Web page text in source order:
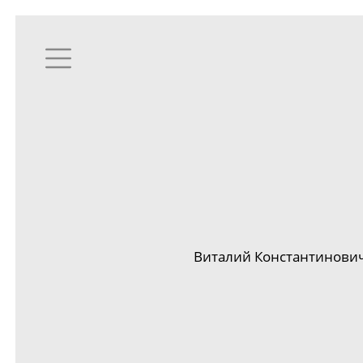
Виталий